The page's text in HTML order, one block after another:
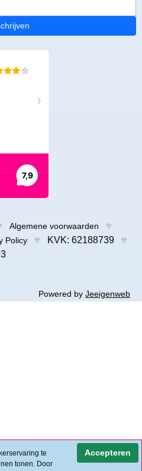
Algemene voorwaarden
Policy
KVK: 62188739
Powered by Jeeigenweb
te
tonen. Door
Accepteren